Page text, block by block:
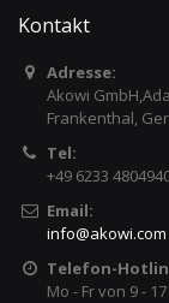
Kontakt
Adresse:
Akowi
Frankenthal,
Tel:
+49 6233
Email:
info@akowi.com
Telefon-
Mo - Fr von 9 -